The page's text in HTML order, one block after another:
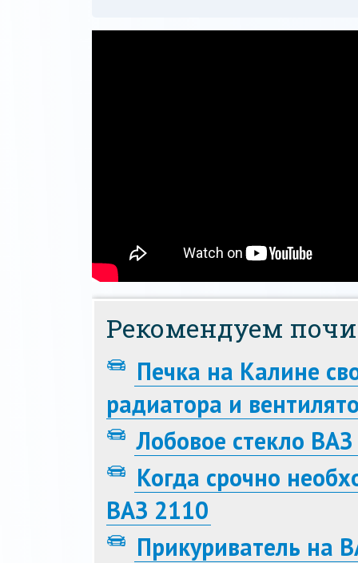
Рекомендуем
Печка на Калине
радиатора и
Лобовое стекло
Когда срочно
ВАЗ 2110
Прикуриватель на